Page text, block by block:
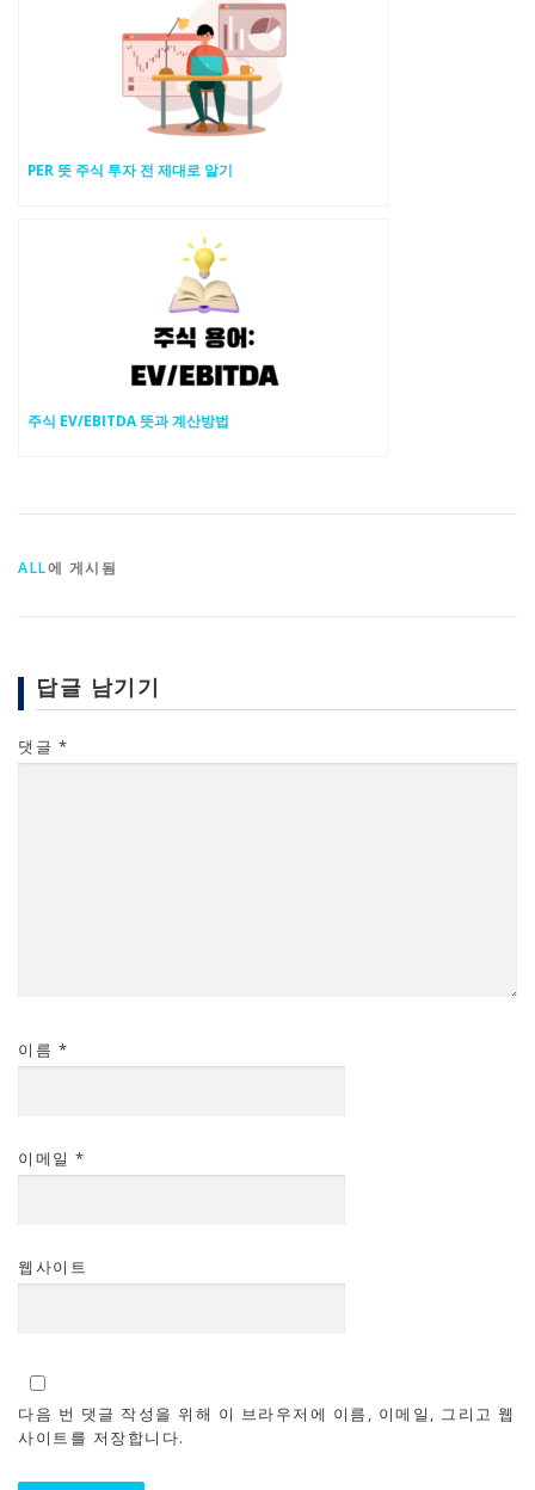
PER 뜻 주식 투자 전 제대로 알기
주식 EV/EBITDA 뜻과 계산방법
ALL에 게시됨
답글 남기기
댓글 *
이름 *
이메일 *
웹사이트
다음 번 댓글 작성을 위해 이 브라우저에 이름, 이메일, 그리고 웹
사이트를 저장합니다.